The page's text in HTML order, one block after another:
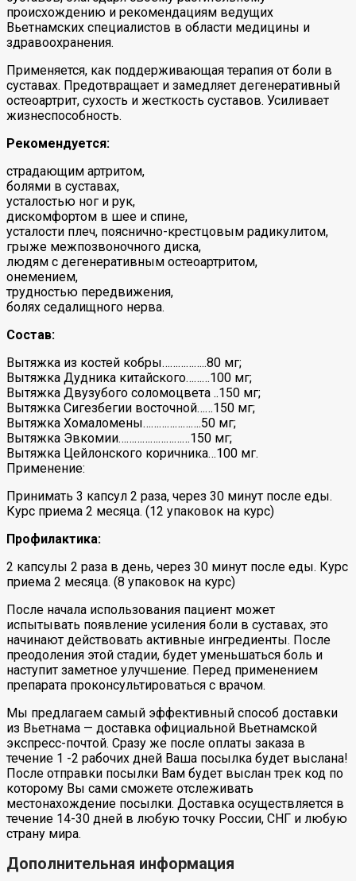
происхождению и рекомендациям ведущих
Вьетнамских специалистов в области медицины и
здравоохранения.
Применяется, как поддерживающая терапия от боли в
суставах. Предотвращает и замедляет дегенеративный
остеоартрит, сухость и жесткость суставов. Усиливает
жизнеспособность.
Рекомендуется:
страдающим артритом,
болями в суставах,
усталостью ног и рук,
дискомфортом в шее и спине,
усталости плеч, пояснично-крестцовым радикулитом,
грыже межпозвоночного диска,
людям с дегенеративным остеоартритом,
онемением,
трудностью передвижения,
болях седалищного нерва.
Состав:
Вытяжка из костей кобры……………..80 мг;
Вытяжка Дудника китайского………100 мг;
Вытяжка Двузубого соломоцвета ..150 мг;
Вытяжка Сигезбегии восточной……150 мг;
Вытяжка Хомаломены………………….50 мг;
Вытяжка Эвкомии………………………150 мг;
Вытяжка Цейлонского коричника…100 мг.
Применение:
Принимать 3 капсул 2 раза, через 30 минут после еды.
Курс приема 2 месяца. (12 упаковок на курс)
Профилактика:
2 капсулы 2 раза в день, через 30 минут после еды. Курс
приема 2 месяца. (8 упаковок на курс)
После начала использования пациент может
испытывать появление усиления боли в суставах, это
начинают действовать активные ингредиенты. После
преодоления этой стадии, будет уменьшаться боль и
наступит заметное улучшение. Перед применением
препарата проконсультироваться с врачом.
Мы предлагаем самый эффективный способ доставки
из Вьетнама — доставка официальной Вьетнамской
экспресс-почтой. Сразу же после оплаты заказа в
течение 1 -2 рабочих дней Ваша посылка будет выслана!
После отправки посылки Вам будет выслан трек код по
которому Вы сами сможете отслеживать
местонахождение посылки. Доставка осуществляется в
течение 14-30 дней в любую точку России, СНГ и любую
страну мира.
Дополнительная информация